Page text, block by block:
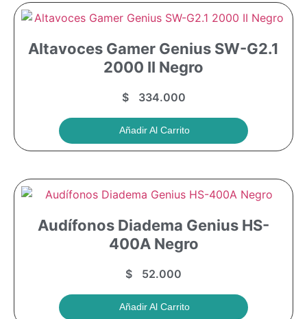
Altavoces Gamer Genius SW-G2.1
2000 II Negro
$334.000
Añadir Al Carrito
Audífonos Diadema Genius HS-
400A Negro
$ 52.000
Añadir Al Carrito